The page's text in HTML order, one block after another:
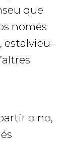
que
només
estalvieu-
o no,